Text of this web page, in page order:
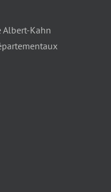
Albert-Kahn